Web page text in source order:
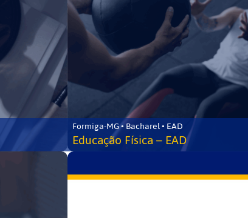
Formiga-MG • Bacharel • EAD
Educação Física – EAD